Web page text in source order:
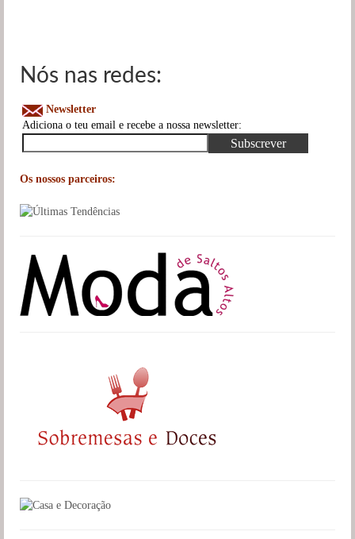
Nós nas redes:
Newsletter
Adiciona o teu email e recebe a nossa newsletter:
Os nossos parceiros: